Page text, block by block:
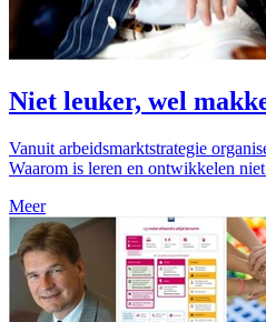
Niet leuker, wel
Vanuit arbeidsmarktstrategie
Waarom is leren en ontwikkelen niet
Meer